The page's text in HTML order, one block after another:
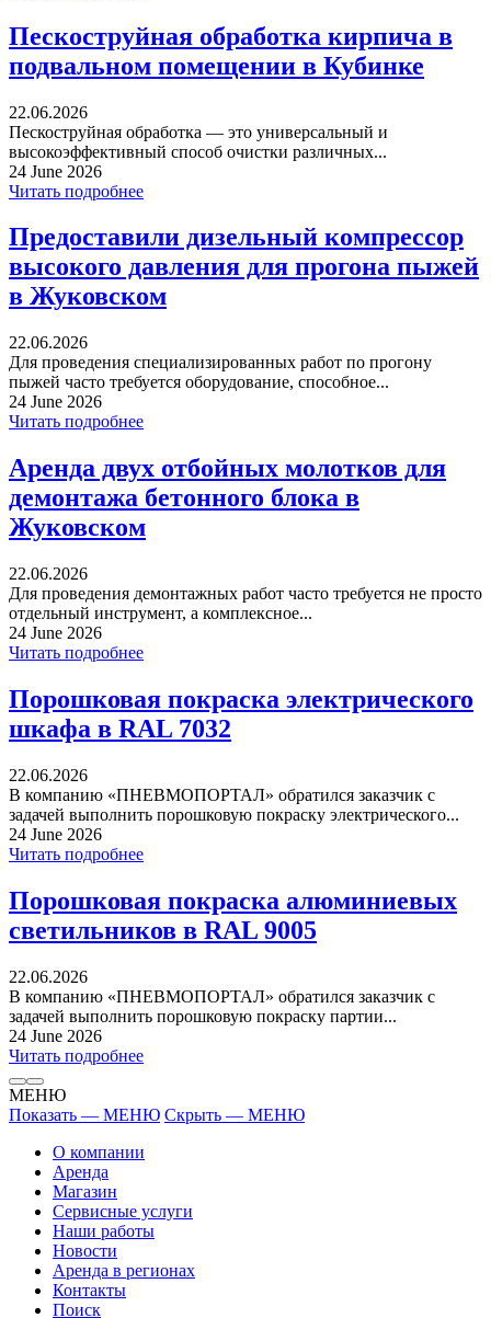
Пескоструйная обработка кирпича в
подвальном помещении в Кубинке
22.06.2026
Пескоструйная обработка — это универсальный и
высокоэффективный способ очистки различных...
24 June 2026
Читать подробнее
Предоставили дизельный компрессор
высокого давления для прогона пыжей
в Жуковском
22.06.2026
Для проведения специализированных работ по прогону
пыжей часто требуется оборудование, способное...
24 June 2026
Читать подробнее
Аренда двух отбойных молотков для
демонтажа бетонного блока в
Жуковском
22.06.2026
Для проведения демонтажных работ часто требуется не просто
отдельный инструмент, а комплексное...
24 June 2026
Читать подробнее
Порошковая покраска электрического
шкафа в RAL 7032
22.06.2026
В компанию «ПНЕВМОПОРТАЛ» обратился заказчик с
задачей выполнить порошковую покраску электрического...
24 June 2026
Читать подробнее
Порошковая покраска алюминиевых
светильников в RAL 9005
22.06.2026
В компанию «ПНЕВМОПОРТАЛ» обратился заказчик с
задачей выполнить порошковую покраску партии...
24 June 2026
Читать подробнее
МЕНЮ
Показать — МЕНЮ Скрыть — МЕНЮ
О компании
Аренда
Магазин
Сервисные услуги
Наши работы
Новости
Аренда в регионах
Контакты
Поиск